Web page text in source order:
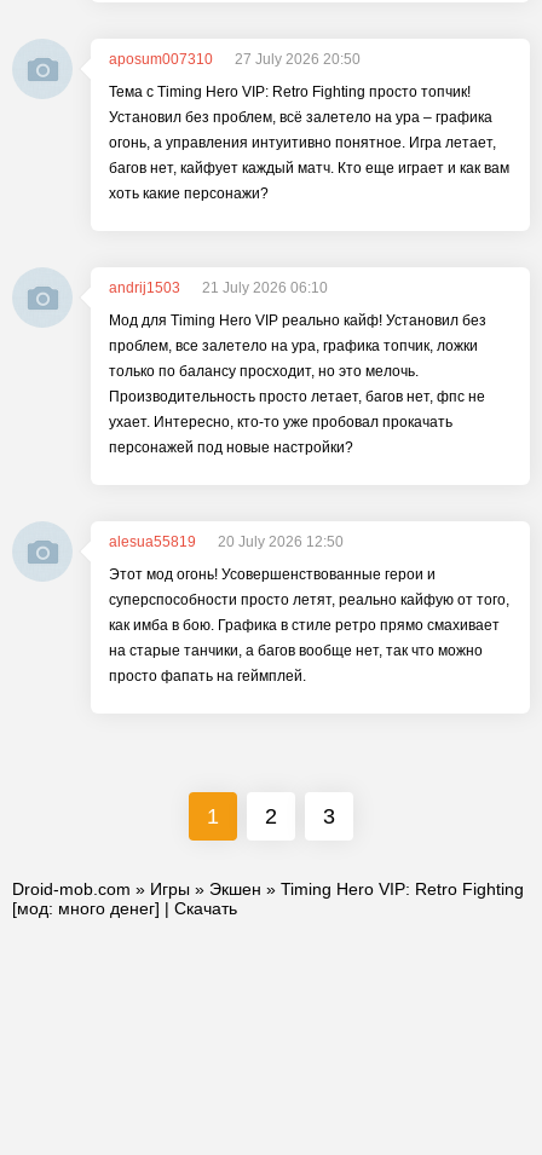
aposum007310
27 July 2026 20:50
Тема с Timing Hero VIP: Retro Fighting просто топчик!
Установил без проблем, всё залетело на ура – графика
огонь, а управления интуитивно понятное. Игра летает,
багов нет, кайфует каждый матч. Кто еще играет и как вам
хоть какие персонажи?
andrij1503
21 July 2026 06:10
Мод для Timing Hero VIP реально кайф! Установил без
проблем, все залетело на ура, графика топчик, ложки
только по балансу просходит, но это мелочь.
Производительность просто летает, багов нет, фпс не
ухает. Интересно, кто-то уже пробовал прокачать
персонажей под новые настройки?
alesua55819
20 July 2026 12:50
Этот мод огонь! Усовершенствованные герои и
суперспособности просто летят, реально кайфую от того,
как имба в бою. Графика в стиле ретро прямо смахивает
на старые танчики, а багов вообще нет, так что можно
просто фапать на геймплей.
1 2 3
Droid-mob.com » Игры » Экшен » Timing Hero VIP: Retro Fighting
[мод: много денег] | Скачать